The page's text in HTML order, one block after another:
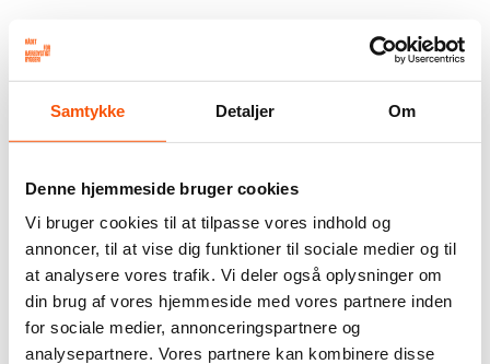
Samtykke Detaljer Om
Denne hjemmeside bruger cookies
Vi bruger cookies til at tilpasse vores indhold og
annoncer, til at vise dig funktioner til sociale medier og til
at analysere vores trafik. Vi deler også oplysninger om
din brug af vores hjemmeside med vores partnere inden
for sociale medier, annonceringspartnere og
analysepartnere. Vores partnere kan kombinere disse